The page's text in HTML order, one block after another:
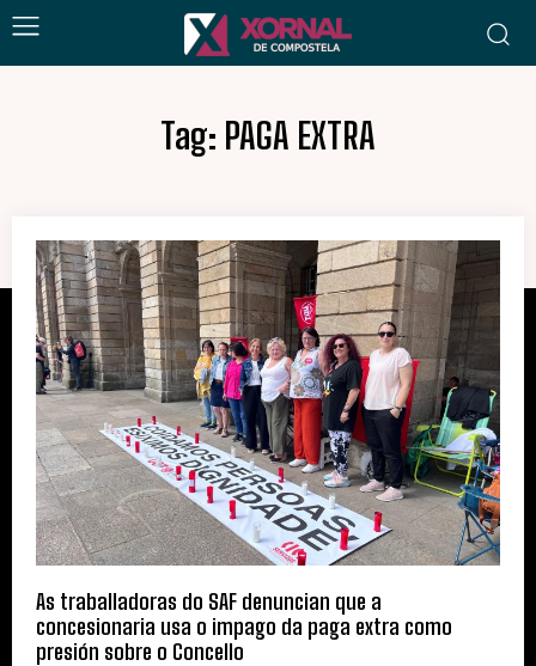
Tag: PAGA EXTRA
As traballadoras do SAF denuncian que a
concesionaria usa o impago da paga extra como
presión sobre o Concello